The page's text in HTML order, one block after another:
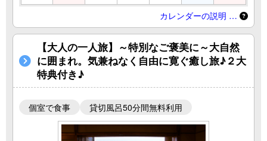
カレンダーの説明 …
【大人の一人旅】～特別なご褒美に～大自然
に囲まれ。気兼ねなく自由に寛ぐ癒し旅♪２大
特典付き♪
個室で食事 貸切風呂50分間無料利用